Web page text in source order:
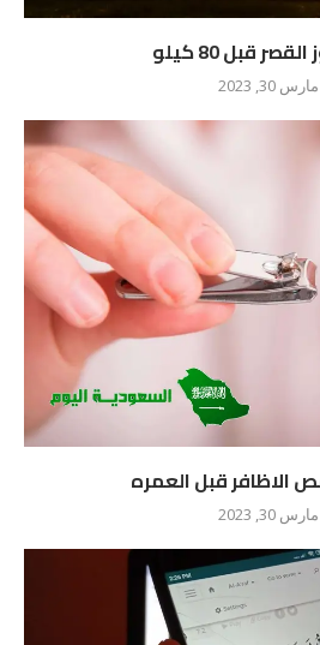
قبل 80 كيلو
مارس 30, 2023
الاظافر قبل العمره
مارس 30, 2023